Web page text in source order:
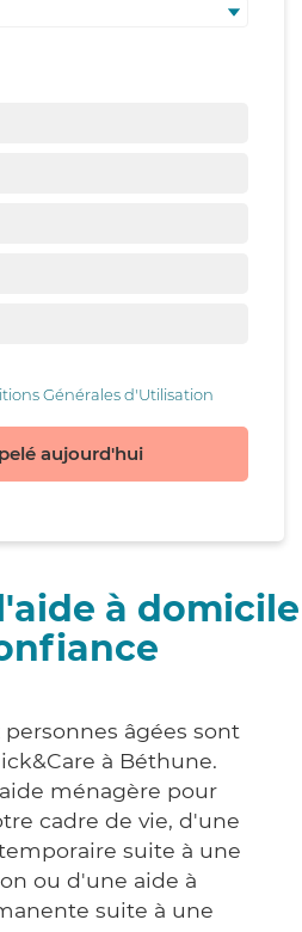
Générales d'Utilisation
aujourd'hui
à domicile
personnes âgées sont
à Béthune.
ménagère pour
cadre de vie, d'une
suite à une
ou d'une aide à
suite à une